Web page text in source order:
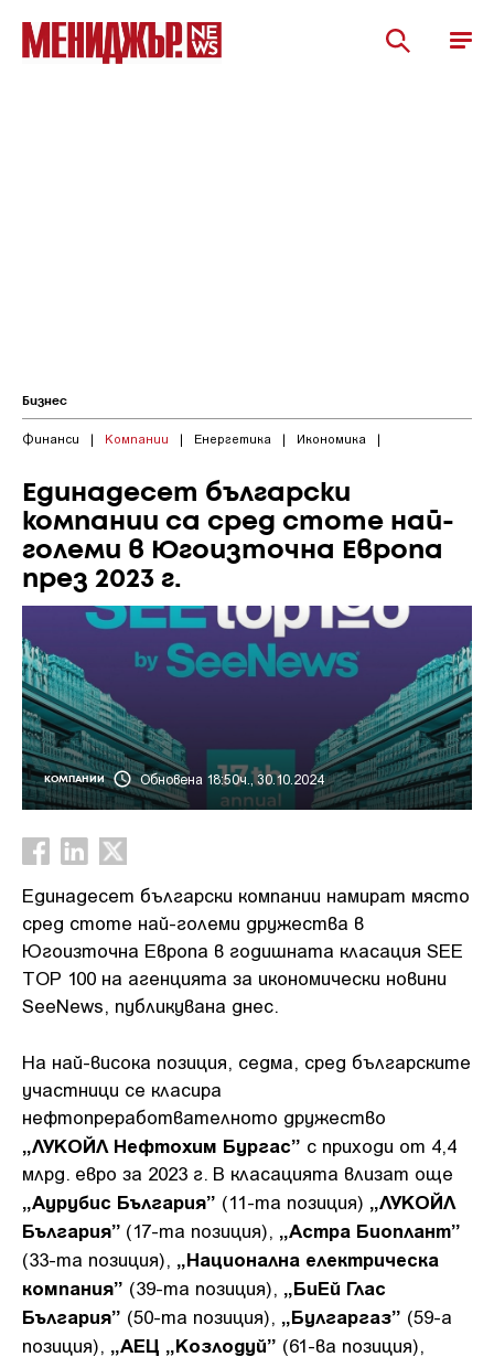
Бизнес
Финанси | Компании | Енергетика | Икономика |
Единадесет български
компании са сред стоте най-
големи в Югоизточна Европа
през 2023 г.
КОМПАНИИ Обновена 18:50ч., 30.10.2024
Единадесет български компании намират място
сред стоте най-големи дружества в
Югоизточна Европа в годишната класация SEE
TOP 100 на агенцията за икономически новини
SeeNews, публикувана днес.
На най-висока позиция, седма, сред българските
участници се класира
нефтопреработвателното дружество
„ЛУКОЙЛ Нефтохим Бургас” с приходи от 4,4
млрд. евро за 2023 г. В класацията влизат още
„Аурубис България” (11-та позиция)
„ЛУКОЙЛ
България” (17-та позиция), „Астра Биоплант”
(33-та позиция),
„Национална електрическа
компания” (39-та позиция),
„БиЕй Глас
България” (50-та позиция), „Булгаргаз” (59-а
позиция),
„АЕЦ „Козлодуй” (61-ва позиция),